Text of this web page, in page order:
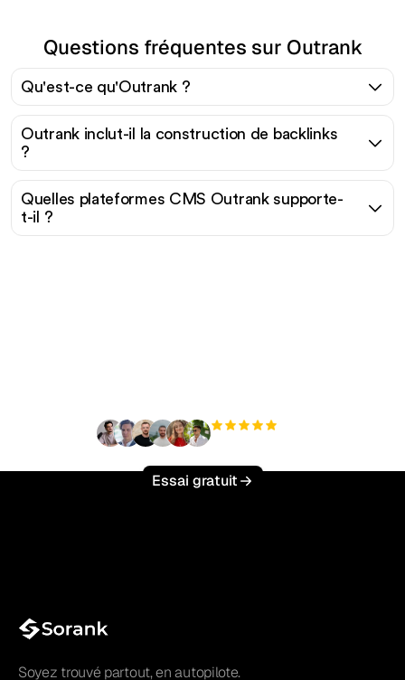
Questions fréquentes sur Outrank
Qu'est-ce qu'Outrank ?
Outrank inclut-il la construction de backlinks
?
Quelles plateformes CMS Outrank supporte-
t-il ?
Essai gratuit
Soyez trouvé partout, en autopilote.